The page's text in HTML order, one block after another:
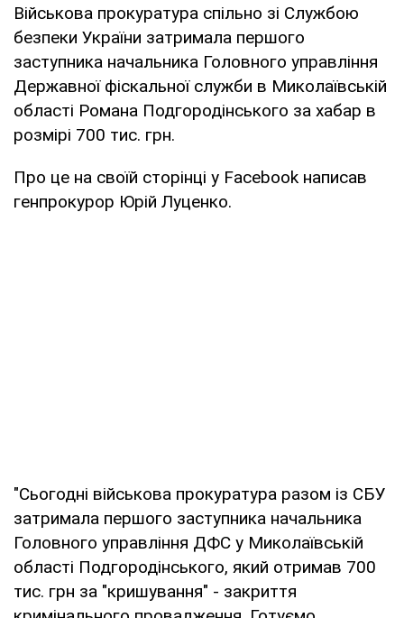
Військова прокуратура спільно зі Службою
безпеки України затримала першого
заступника начальника Головного управління
Державної фіскальної служби в Миколаївській
області Романа Подгородінського за хабар в
розмірі 700 тис. грн.
Про це на своїй сторінці у Facebook написав
генпрокурор Юрій Луценко.
"Сьогодні військова прокуратура разом із СБУ
затримала першого заступника начальника
Головного управління ДФС у Миколаївській
області Подгородінського, який отримав 700
тис. грн за "кришування" - закриття